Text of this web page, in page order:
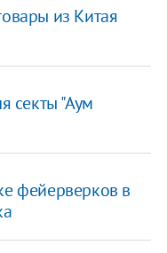
из Китая
секты "Аум
фейерверков в